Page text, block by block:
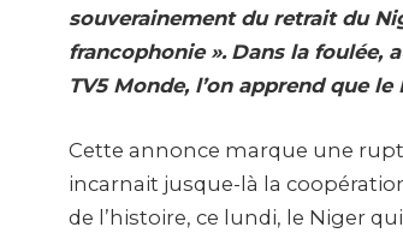
souverainement du retrait du
francophonie ». Dans la foulée,
TV5 Monde, l’on apprend que
Cette annonce marque une
incarnait jusque-là la
de l’histoire, ce lundi, le Niger